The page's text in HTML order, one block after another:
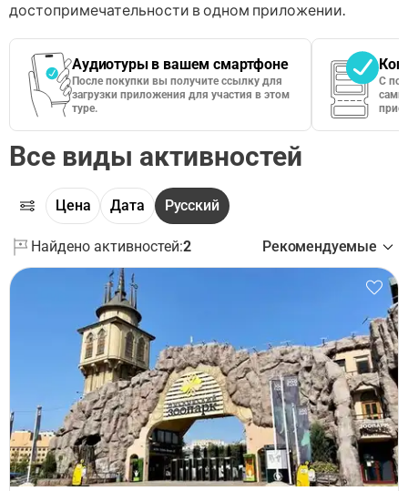
достопримечательности в одном приложении.
Аудиотуры в вашем смартфоне
После покупки вы получите ссылку для
загрузки приложения для участия в этом
туре.
С
сами
Все виды активностей
Цена Дата Русский
Найдено активностей:2 Рекомендуемые